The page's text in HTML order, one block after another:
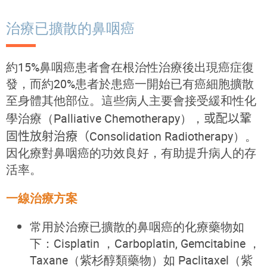
治療已擴散的鼻咽癌
約15%鼻咽癌患者會在根治性治療後出現癌症復
發，而約20%患者於患癌一開始已有癌細胞擴散
至身體其他部位。這些病人主要會接受緩和性化
學治療（Palliative Chemotherapy）， 或配以鞏
固性放射治療（Consolidation Radiotherapy） 。
因化療對鼻咽癌的功效良好，有助提升病人的存
活率。
一線治療方案
常用於治療已擴散的鼻咽癌的化療藥物如
下：Cisplatin ，Carboplatin, Gemcitabine ，
Taxane（紫杉醇類藥物）如 Paclitaxel（紫